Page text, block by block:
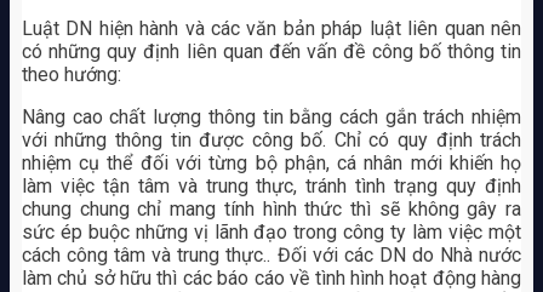
Luật DN hiện hành và các văn bản pháp luật liên quan nên
có những quy định liên quan đến vấn đề công bố thông tin
theo hướng:
Nâng cao chất lượng thông tin bằng cách gắn trách nhiệm
với những thông tin được công bố. Chỉ có quy định trách
nhiệm cụ thể đối với từng bộ phận, cá nhân mới khiến họ
làm việc tận tâm và trung thực, tránh tình trạng quy định
chung chung chỉ mang tính hình thức thì sẽ không gây ra
sức ép buộc những vị lãnh đạo trong công ty làm việc một
cách công tâm và trung thực.. Đối với các DN do Nhà nước
làm chủ sở hữu thì các báo cáo về tình hình hoạt động hàng